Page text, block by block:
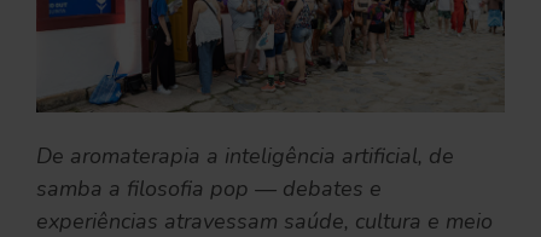
De aromaterapia a inteligência artificial, de
samba a filosofia pop — debates e
experiências atravessam saúde, cultura e meio